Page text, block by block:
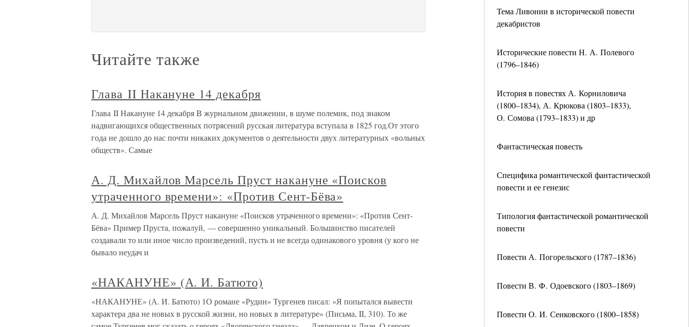
Тема Ливонии в исторической повести
декабристов
Исторические повести Н. А. Полевого
(1796–1846)
История в повестях А. Корниловича
(1800–1834), А. Крюкова (1803–1833),
О. Сомова (1793–1833) и др
Фантастическая повесть
Специфика романтической фантастической
повести и ее генезис
Типология фантастической романтической
повести
Повести А. Погорельского (1787–1836)
Повести В. Ф. Одоевского (1803–1869)
Повести О. И. Сенковского (1800–1858)
Читайте также
Глава II Накануне 14 декабря
Глава II Накануне 14 декабря В журнальном движении, в шуме полемик, под знаком
надвигающихся общественных потрясений русская литература вступала в 1825 год.От этого
года не дошло до нас почти никаких документов о деятельности двух литературных «вольных
обществ». Самые
А. Д. Михайлов Марсель Пруст накануне «Поисков
утраченного времени»: «Против Сент-Бёва»
А. Д. Михайлов Марсель Пруст накануне «Поисков утраченного времени»: «Против Сент-
Бёва» Пример Пруста, пожалуй, — совершенно уникальный. Большинство писателей
создавали то или иное число произведений, пусть и не всегда одинакового уровня (у кого не
бывало неудач и
«НАКАНУНЕ» (А. И. Батюто)
«НАКАНУНЕ» (А. И. Батюто) 1О романе «Рудин» Тургенев писал: «Я попытался вывести
характера два не новых в русской жизни, но новых в литературе» (Письма, II, 310). То же